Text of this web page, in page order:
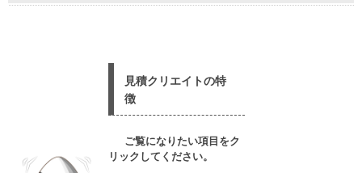
見積クリエイトの特
徴
ご覧になりたい項目をク
リックしてください。